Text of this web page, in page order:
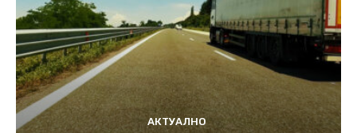
АКТУАЛНО